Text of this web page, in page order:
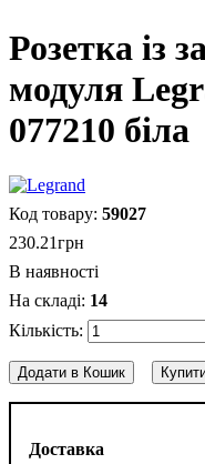
Розетка із
модуля
077210 біла
Доставка
59027
230.21грн
В наявності
14
Додати в Кошик